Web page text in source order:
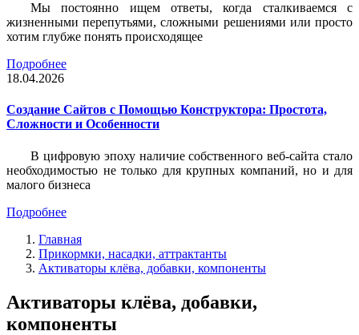
Мы постоянно ищем ответы, когда сталкиваемся с
жизненными перепутьями, сложными решениями или просто
хотим глубже понять происходящее
Подробнее
18.04.2026
Создание Сайтов с Помощью Конструктора: Простота,
Сложности и Особенности
В цифровую эпоху наличие собственного веб-сайта стало
необходимостью не только для крупных компаний, но и для
малого бизнеса
Подробнее
Главная
Прикормки, насадки, аттрактанты
Активаторы клёва, добавки, компоненты
Активаторы клёва, добавки,
компоненты